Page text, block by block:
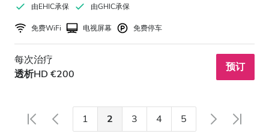
由EHIC承保 由GHIC承保
免费WiFi 电视屏幕 免费停车
每次治疗
透析HD €200
预订
1 2 3 4 5